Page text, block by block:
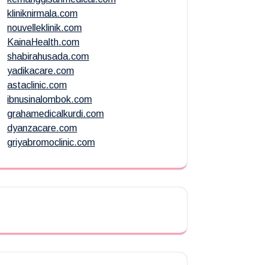
kliniknirmala.com
nouvelleklinik.com
KainaHealth.com
shabirahusada.com
yadikacare.com
astaclinic.com
ibnusinalombok.com
grahamedicalkurdi.com
dyanzacare.com
griyabromoclinic.com